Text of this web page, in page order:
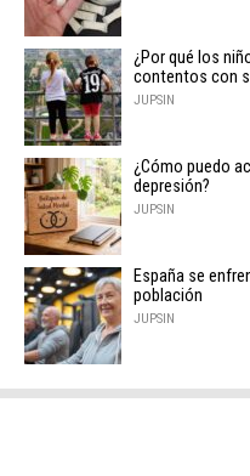
¿Por qué los
contentos con
JUPSIN
¿Cómo puedo
depresión?
JUPSIN
España se
población
JUPSIN